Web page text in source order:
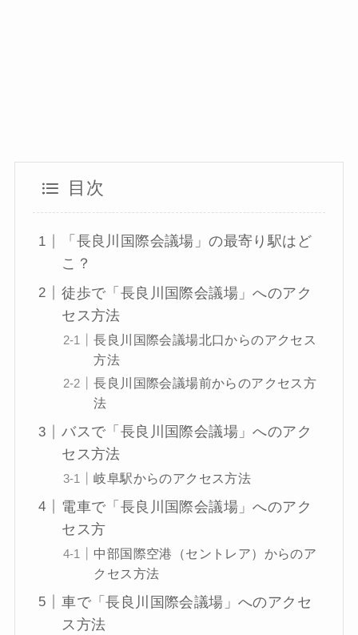
目次
「長良川国際会議場」の最寄り駅はど
こ？
徒歩で「長良川国際会議場」へのアク
セス方法
長良川国際会議場北口からのアクセス
方法
長良川国際会議場前からのアクセス方
法
バスで「長良川国際会議場」へのアク
セス方法
岐阜駅からのアクセス方法
電車で「長良川国際会議場」へのアク
セス方
中部国際空港（セントレア）からのア
クセス方法
車で「長良川国際会議場」へのアクセ
ス方法